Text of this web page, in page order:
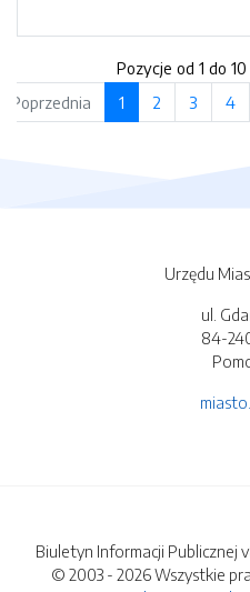
Pozycje od 1 do
Poprzednia
1 2 3 4
Urzędu
ul.
84-
Biuletyn Informacji Publicznej
© 2003 - 2026 Wszystkie